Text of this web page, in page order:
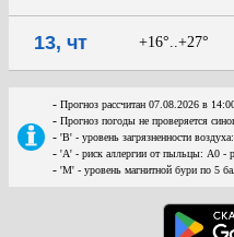
13, чт +16°..+27°
- Прогноз рассчитан 07.08.2026 в
- Прогноз погоды не проверяется
- 'В' - уровень загрязненности
- 'А' - риск аллергии от пыльцы: А0 -
- 'М' - уровень магнитной бури по 5